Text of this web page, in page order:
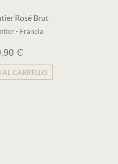
Rosé Brut
- Francia
€
CARRELLO